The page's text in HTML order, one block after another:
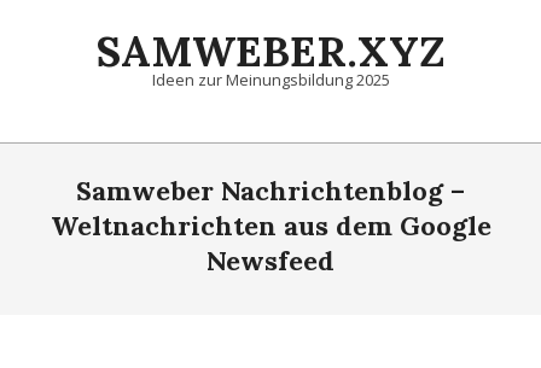
SAMWEBER.XYZ
Ideen zur Meinungsbildung 2025
Primary
NavigationSamweber Nachrichtenblog –
Weltnachrichten aus dem Google
Newsfeed